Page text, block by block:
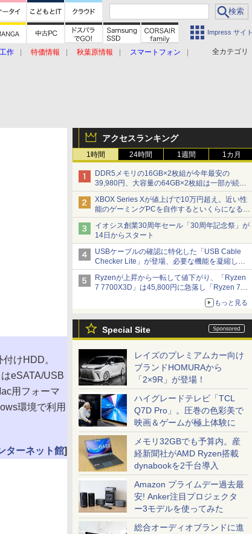
Impress サイト
全カテゴリ
作 特価情報 秋葉原情報
スマートフォン
アクセスランキング
1時間 24時間 1週間 1カ月
DDR5メモリの16GB×2枚組が今年最安の
39,980円、大容量の64GB×2枚組は一部が続騰
[8月前半のメモリ価格]
XBOX Series Xが値上げで10万円超え。近い性
能のゲーミングPCを自作するといくらになる？
【石田賀津男の『酒の肴にPCゲーム』】
イオシス創業30周年セール「30周年記念祭」が
14日からスタート
USBケーブルの確認に特化した「USB Cable
Checker Lite」が登場、必要な機能を凝縮しコ
ンパクトに 7日発売
Ryzenが上昇から一転して値下がり、「Ryzen
7 7700X3D」は45,800円に急落し「Ryzen 7
7800X3D」との価格逆転解消 [8月前半のCPU
もっと見る
Special Site
レイズのプレミアムカー向け
ブランドHOMURAから
「2×9R」が登場！
ハイグレードテレビ「TCL
Q7D Pro」。圧巻の色彩美で
映画＆ゲームが極上体験に
メモリ32GBでも予算内。産
経新聞社がAMD Ryzen搭載
dynabookを2千台導入
Amazon プライムデー過去最
安! Anker注目プロジェクタ
ー3モデルを使ってみた
総合オーディオブランドに進
けHDD。
eSATA/USB
用フォーマ
環境で利用
ターネット館]